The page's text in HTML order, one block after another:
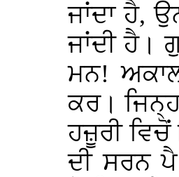
ਜਾਂਦਾ ਹੈ,
ਜਾਂਦੀ ਹੈ।
ਮਨ!
ਕਰ।
ਹਜ਼ੂਰੀ
ਦੀ ਸਰਨ